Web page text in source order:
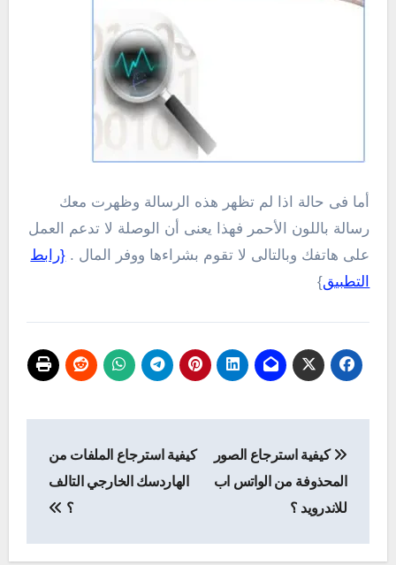
أما فى حالة اذا لم تظهر هذه الرسالة وظهرت معك
رسالة باللون الأحمر فهذا يعنى أن الوصلة لا تدعم العمل
على هاتفك وبالتالى لا تقوم بشراءها ووفر المال . {رابط
التطبيق}
المقالات
كيفية استرجاع الصور
المحذوفة من الواتس اب
للاندرويد ؟
كيفية استرجاع الملفات من
الهاردسك الخارجي التالف
؟